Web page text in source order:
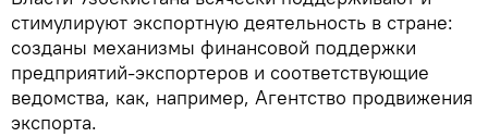
стимулируют экспортную деятельность в стране:
созданы механизмы финансовой поддержки
предприятий-экспортеров и соответствующие
ведомства, как, например, Агентство продвижения
экспорта.